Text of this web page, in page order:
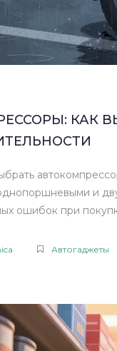
КАК
и
ошибок при
Автогаджеты